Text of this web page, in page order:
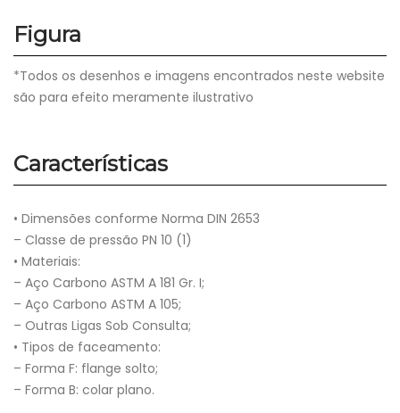
Figura
*Todos os desenhos e imagens encontrados neste website
são para efeito meramente ilustrativo
Características
• Dimensões conforme Norma DIN 2653
– Classe de pressão PN 10 (1)
• Materiais:
– Aço Carbono ASTM A 181 Gr. I;
– Aço Carbono ASTM A 105;
– Outras Ligas Sob Consulta;
• Tipos de faceamento:
– Forma F: flange solto;
– Forma B: colar plano.